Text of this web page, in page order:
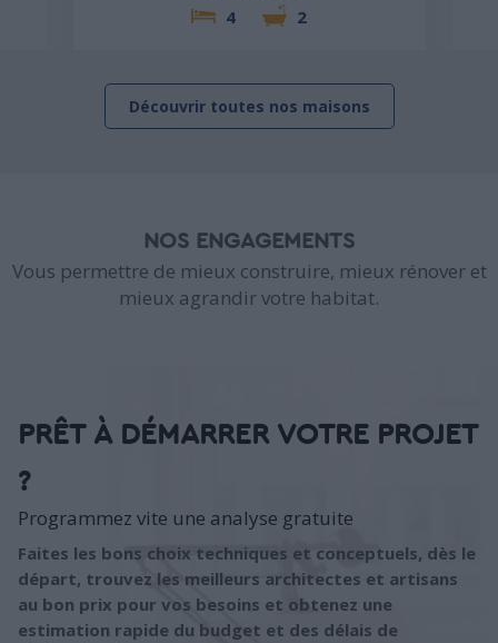
4
2
Découvrir toutes nos maisons
NOS ENGAGEMENTS
Vous permettre de mieux construire, mieux rénover et
mieux agrandir votre habitat.
PRÊT À DÉMARRER VOTRE PROJET
?
Programmez vite une analyse gratuite
Faites les bons choix techniques et conceptuels, dès le
départ, trouvez les meilleurs architectes et artisans
au bon prix pour vos besoins et obtenez une
estimation rapide du budget et des délais de